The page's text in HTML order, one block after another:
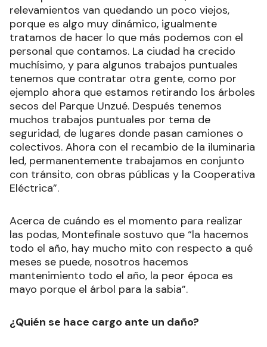
relevamientos van quedando un poco viejos,
porque es algo muy dinámico, igualmente
tratamos de hacer lo que más podemos con el
personal que contamos. La ciudad ha crecido
muchísimo, y para algunos trabajos puntuales
tenemos que contratar otra gente, como por
ejemplo ahora que estamos retirando los árboles
secos del Parque Unzué. Después tenemos
muchos trabajos puntuales por tema de
seguridad, de lugares donde pasan camiones o
colectivos. Ahora con el recambio de la iluminaria
led, permanentemente trabajamos en conjunto
con tránsito, con obras públicas y la Cooperativa
Eléctrica”.
Acerca de cuándo es el momento para realizar
las podas, Montefinale sostuvo que “la hacemos
todo el año, hay mucho mito con respecto a qué
meses se puede, nosotros hacemos
mantenimiento todo el año, la peor época es
mayo porque el árbol para la sabia”.
¿Quién se hace cargo ante un daño?